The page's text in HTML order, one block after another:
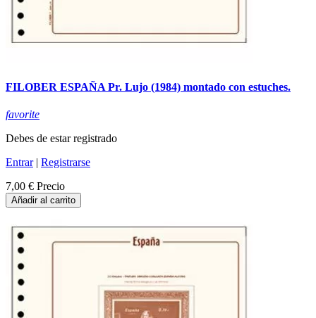
FILOBER ESPAÑA Pr. Lujo (1984) montado con estuches.
favorite
Debes de estar registrado
Entrar| Registrarse
7,00 € Precio
Añadir al carrito